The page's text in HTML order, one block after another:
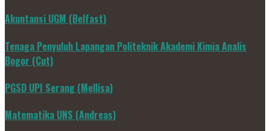
Akuntansi UGM (Belfast)
Tenaga Penyuluh Lapangan Politeknik Akademi Kimia Analis
Bogor (Cut)
PGSD UPI Serang (Mellisa)
Matematika UNS (Andreas)